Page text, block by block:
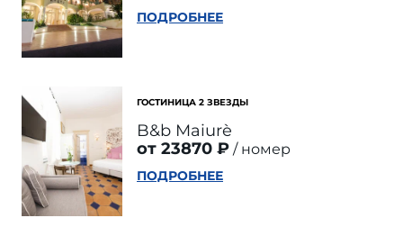
ПОДРОБНЕЕ
ГОСТИНИЦА 2 ЗВЕЗДЫ
B&b Maiurè
от 23870 ₽
номер
ПОДРОБНЕЕ